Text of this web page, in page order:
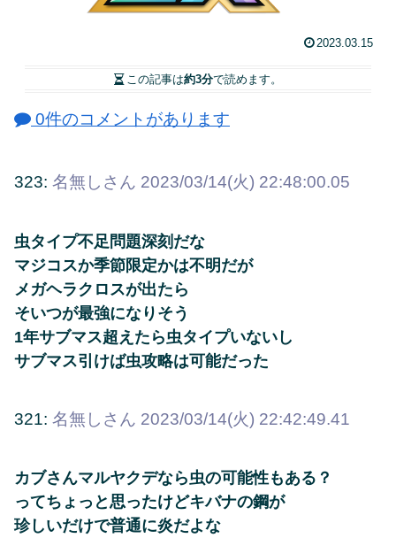
2023.03.15
この記事は約3分で読めます。
0件のコメントがあります
323: 名無しさん 2023/03/14(火) 22:48:00.05
虫タイプ不足問題深刻だな
マジコスか季節限定かは不明だが
メガヘラクロスが出たら
そいつが最強になりそう
1年サブマス超えたら虫タイプいないし
サブマス引けば虫攻略は可能だった
321: 名無しさん 2023/03/14(火) 22:42:49.41
カブさんマルヤクデなら虫の可能性もある？
ってちょっと思ったけどキバナの鋼が
珍しいだけで普通に炎だよな